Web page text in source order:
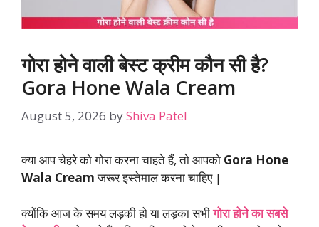
गोरा होने वाली बेस्ट क्रीम कौन सी है?
Gora Hone Wala Cream
August 5, 2026 byShiva Patel
क्या आप चेहरे को गोरा करना चाहते हैं, तो आपको Gora Hone
Wala Creamजरूर इस्तेमाल करना चाहिए |
क्योंकि आज के समय लड़की हो या लड़का सभीगोरा होने का सबसे